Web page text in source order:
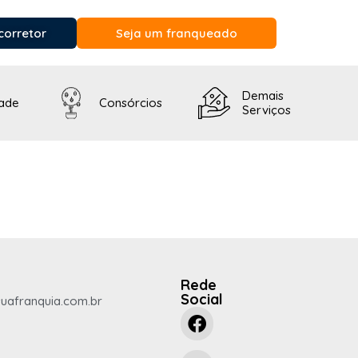
Seja um franqueado
Consórcios
Demais
Serviços
Rede
Social